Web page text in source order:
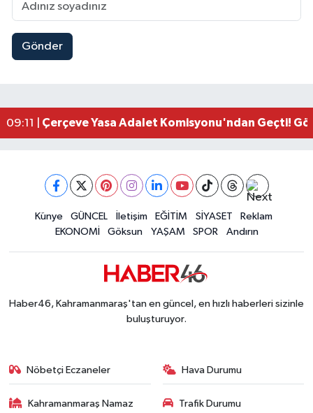
Gönder
17:19 |Kahramanmaraşlı İşçi Adana'daki Tünel
09:11 | Çerçeve Yasa Adalet Komisyonu'ndan Geçti!
09:04 |Kahramanmaraş'taki Okul Saldırısı TBMM
Kahramanmaraş'ta Pusula Maraş Eğitim
Kahramanmaraş'ta Tarım İçin Su Seferberliği
20:02 |Kahramanmaraş'ta 5 Kilometrelik Yolda Sıcak
Künye GÜNCEL İletişim EĞİTİM SİYASET
Reklam
EKONOMİ
Göksun YAŞAM SPOR Andırın
Haber46, Kahramanmaraş'tan en güncel, en hızlı haberleri sizinle
buluşturuyor.
Nöbetçi Eczaneler Hava Durumu
Kahramanmaraş Namaz
Trafik Durumu